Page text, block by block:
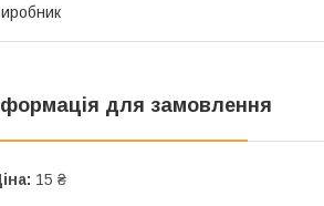
для замовлення
15 ₴